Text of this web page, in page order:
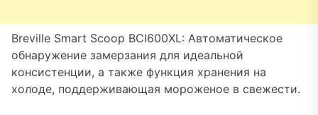
Breville Smart Scoop BCI600XL: Автоматическое
обнаружение замерзания для идеальной
консистенции, а также функция хранения на
холоде, поддерживающая мороженое в свежести.